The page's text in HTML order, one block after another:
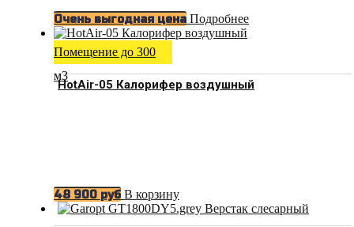
Очень выгодная цена Подробнее
Помещение до 300
м3
HotAir-05 Калорифер воздушный
48 900 руб В корзину